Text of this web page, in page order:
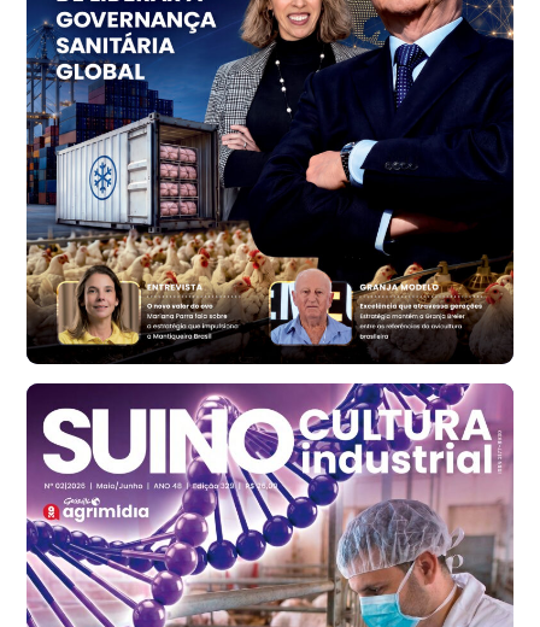
PR
R$ 1.414,20
t
Trigo Atacado - Regional
RS
R$ 1.314,40
t
Ovo Vermelho - Regional
Vermelho
R$ 171,15
cx
Ovo Branco - Regional
Santa Maria do Jetibá (ES)
R$ 139,43
cx
Ovo Branco - Regional
Recife (PE)
R$ 149,79
cx
Ovo Vermelho - Regional